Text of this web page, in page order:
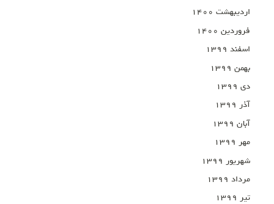
اردیبهشت ۱۴۰۰
فروردین ۱۴۰۰
اسفند ۱۳۹۹
بهمن ۱۳۹۹
دی ۱۳۹۹
آذر ۱۳۹۹
آبان ۱۳۹۹
مهر ۱۳۹۹
شهریور ۱۳۹۹
مرداد ۱۳۹۹
تیر ۱۳۹۹